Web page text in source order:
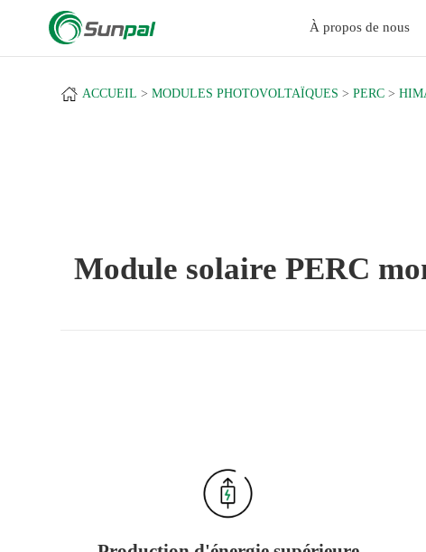
À propos de nous
ACCUEIL MODULES PHOTOVOLTAÏQUES PERC
Module solaire PERC